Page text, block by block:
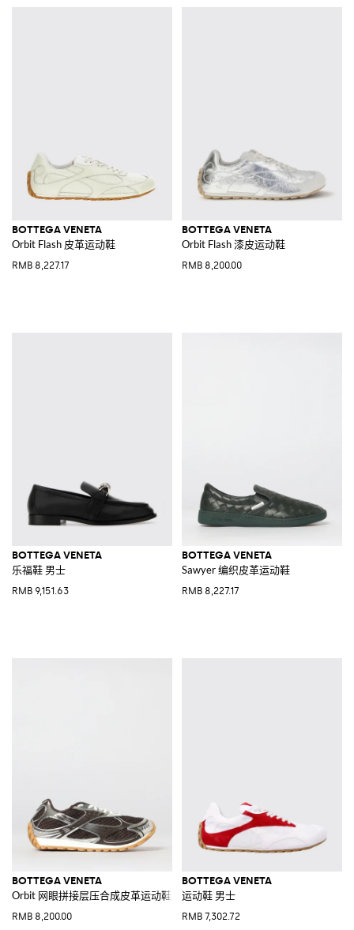
BOTTEGA VENETA
Orbit Flash 皮革运动鞋
RMB 8,227.17
BOTTEGA VENETA
Orbit Flash 漆皮运动鞋
RMB 8,200.00
BOTTEGA VENETA
乐福鞋 男士
RMB 9,151.63
BOTTEGA VENETA
Sawyer 编织皮革运动鞋
RMB 8,227.17
BOTTEGA VENETA
Orbit 网眼拼接层压合成皮革运动鞋
RMB 8,200.00
BOTTEGA VENETA
运动鞋 男士
RMB 7,302.72